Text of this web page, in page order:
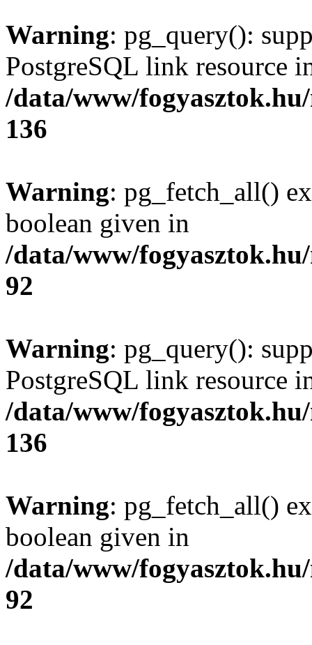
Warning: pg_query():
PostgreSQL link resource
/data/www/
136
Warning: pg_fetch_all()
boolean given in
/data/www/
92
Warning: pg_query():
PostgreSQL link resource
/data/www/
136
Warning: pg_fetch_all()
boolean given in
/data/www/
92